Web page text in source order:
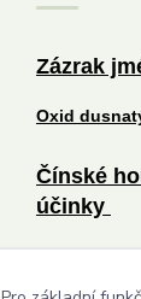
Zázrak
Oxid
Čínské
účinky
Změna